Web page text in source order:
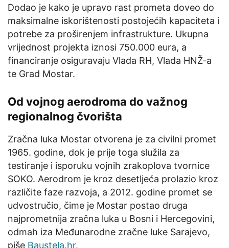
Dodao je kako je upravo rast prometa doveo do
maksimalne iskorištenosti postojećih kapaciteta i
potrebe za proširenjem infrastrukture. Ukupna
vrijednost projekta iznosi 750.000 eura, a
financiranje osiguravaju Vlada RH, Vlada HNŽ-a
te Grad Mostar.
Od vojnog aerodroma do važnog
regionalnog čvorišta
Zračna luka Mostar otvorena je za civilni promet
1965. godine, dok je prije toga služila za
testiranje i isporuku vojnih zrakoplova tvornice
SOKO. Aerodrom je kroz desetljeća prolazio kroz
različite faze razvoja, a 2012. godine promet se
udvostručio, čime je Mostar postao druga
najprometnija zračna luka u Bosni i Hercegovini,
odmah iza Međunarodne zračne luke Sarajevo,
piše Baustela.hr.